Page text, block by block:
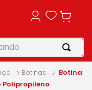
Botinas
Botina
Polipropileno